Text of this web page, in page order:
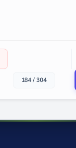
184 / 304